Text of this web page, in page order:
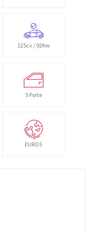
125cv / 92Kw
5 Porte
EURO5